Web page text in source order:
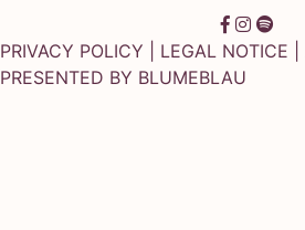
PRIVACY POLICY LEGAL NOTICE
PRESENTED BY BLUMEBLAU